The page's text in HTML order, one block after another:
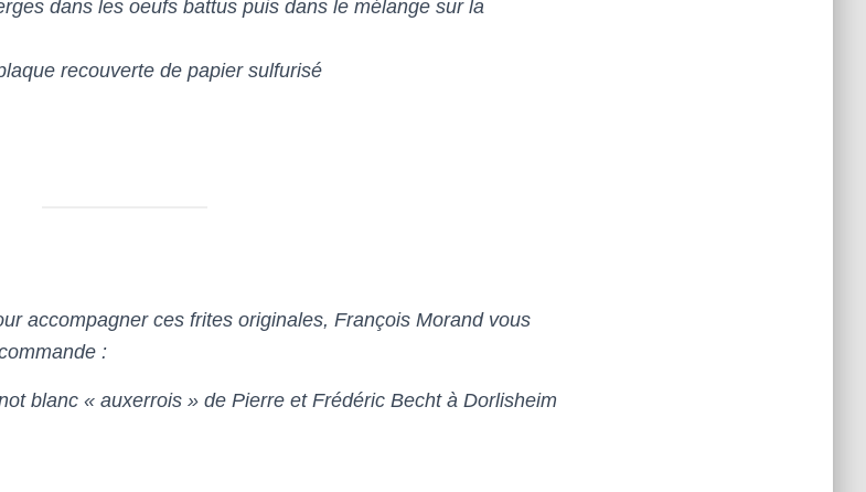
dans les oeufs battus puis dans le mélange sur la
recouverte de papier sulfurisé
accompagner ces frites originales, François Morand vous
:
blanc « auxerrois » de Pierre et Frédéric Becht à Dorlisheim